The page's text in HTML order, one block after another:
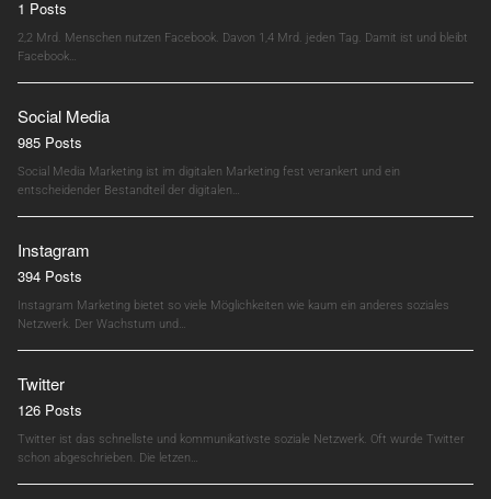
1 Posts
2,2 Mrd. Menschen nutzen Facebook. Davon 1,4 Mrd. jeden Tag. Damit ist und bleibt
Facebook…
Social Media
985 Posts
Social Media Marketing ist im digitalen Marketing fest verankert und ein
entscheidender Bestandteil der digitalen…
Instagram
394 Posts
Instagram Marketing bietet so viele Möglichkeiten wie kaum ein anderes soziales
Netzwerk. Der Wachstum und…
Twitter
126 Posts
Twitter ist das schnellste und kommunikativste soziale Netzwerk. Oft wurde Twitter
schon abgeschrieben. Die letzen…